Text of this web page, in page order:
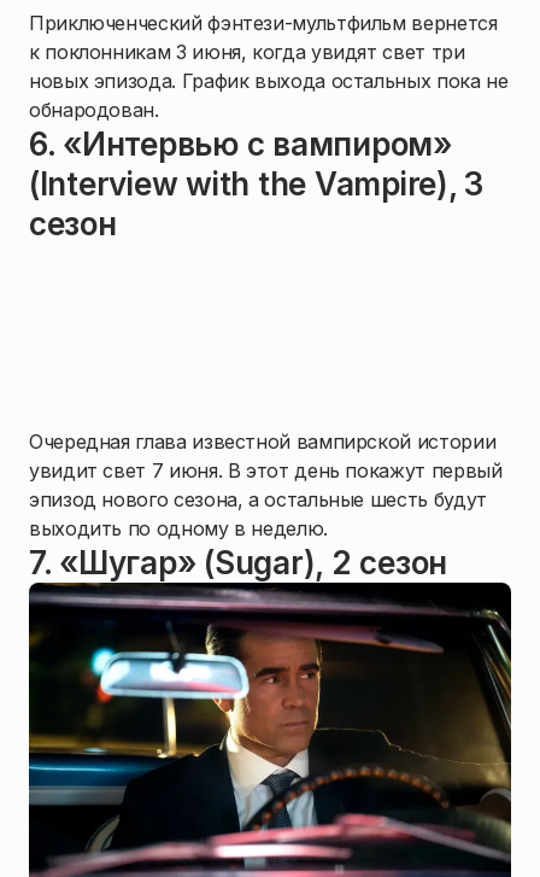
Приключенческий фэнтези-мультфильм вернется
к поклонникам 3 июня, когда увидят свет три
новых эпизода. График выхода остальных пока не
обнародован.
6. «Интервью с вампиром»
(Interview with the Vampire), 3
сезон
Очередная глава известной вампирской истории
увидит свет 7 июня. В этот день покажут первый
эпизод нового сезона, а остальные шесть будут
выходить по одному в неделю.
7. «Шугар» (Sugar), 2 сезон